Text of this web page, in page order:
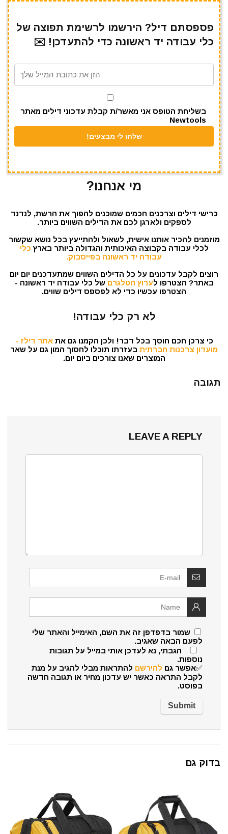
e
b
o
te
r
l
s
A
p
gr
a
m
e
פספסתם דיל? הירשמו לרשימת תפוצה של
כלי עבודה יד ראשונה כדי להתעדכן! ✉️
בשליחת הטופס אני מאשר/ת קבלת עדכוני דילים מאתר
Newtools
מי אנחנו?
כרישי דילים וצרכנים חכמים שמוכנים להפוך את הרשת, לנדנד
לספקים ולארגן לכם את הדילים השווים ביותר.
מוזמנים להכיר אותנו אישית, לשאול ולהתייעץ בכל נושא שקשור
לכלי עבודה בקבוצה האיכותית והגדולה ביותר בארץ כלי
עבודה יד ראשונה בפייסבוק.
רוצים לקבל עדכונים על כל הדילים השווים שמתעדכנים יום יום
באתר? הצטרפו לערוץ הטלגרם של כלי עבודה יד ראשונה -
הצטרפו עכשיו כדי לא לפספס דילים שווים.
לא רק כלי עבודה!
כי צרכן חכם חוסך בכל דבר! ולכן הקמנו גם אתאתר דילז -
מועדון צרכנות חברתית בעזרתו תוכלו לחסוך המון גם על שאר
המוצרים שאנו צורכים ביום יום.
תגובה
LEAVE A REPLY
שמור בדפדפן זה את השם, האימייל והאתר שלי
לפעם הבאה שאגיב.
הגבתי, נא לעדכן אותי במייל על תגובות
נוספות.
✅אפשר גם להירשם להתראות מבלי להגיב על מנת
לקבל התראה כאשר יש עדכון מחיר או תגובה חדשה
בפוסט.
בדוק גם